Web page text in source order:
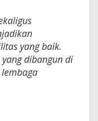
yang baik.
dibangun di